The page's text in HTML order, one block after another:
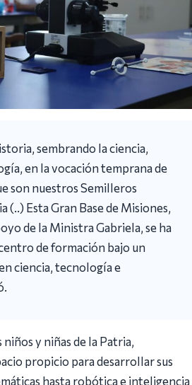
sembrando la ciencia,
en la vocación temprana de
son nuestros Semilleros
(..) Esta Gran Base de Misiones,
de la Ministra Gabriela, se ha
de formación bajo un
ciencia, tecnología e
y niñas de la Patria,
propicio para desarrollar sus
hasta robótica e inteligencia